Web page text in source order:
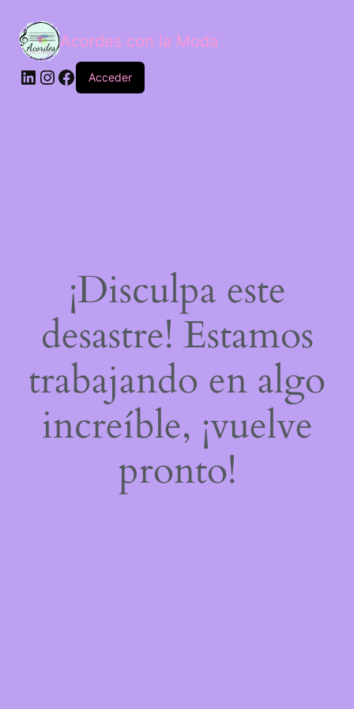
Acordes con la Moda
Acceder
¡Disculpa este
desastre! Estamos
trabajando en algo
increíble, ¡vuelve
pronto!